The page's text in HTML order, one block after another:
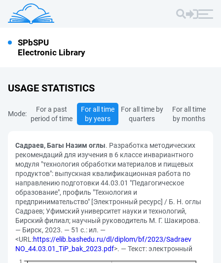
SPbSPU
Electronic Library
USAGE STATISTICS
Mode:
For a past
period of time
For all time
by years
For all time by
quarters
For all time
by months
Садраев, Багы Назим оглы. Разработка методических
рекомендаций для изучения в 6 классе инвариантного
модуля "технология обработки материалов и пищевых
продуктов": выпускная квалификационная работа по
направлению подготовки 44.03.01 "Педагогическое
образование", профиль "Технология и
предпринимательство" [Электронный ресурс] / Б. Н. оглы
Садраев; Уфимский университет науки и технологий,
Бирский филиал; научный руководитель М. Г. Шакирова.
— Бирск, 2023. — 51 с.: ил. —
<URL:https://elib.bashedu.ru/dl/diplom/bf/2023/Sadraev
NO_44.03.01_TiP_bak_2023.pdf>. — Текст: электронный